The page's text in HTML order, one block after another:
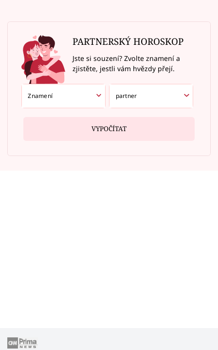
PARTNERSKÝ HOROSKOP
Jste si souzení? Zvolte znamení a
zjistěte, jestli vám hvězdy přejí.
VYPOČÍTAT